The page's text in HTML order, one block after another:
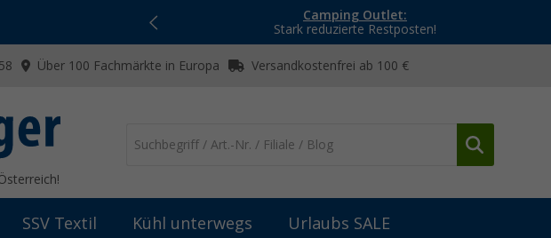
Camping Outlet:
Stark reduzierte Restposten!
Über 100 Fachmärkte in Europa Versandkostenfrei ab 100 €
SSV Textil Kühl unterwegs Urlaubs SALE